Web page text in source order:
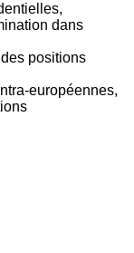
dans
positions
européennes,